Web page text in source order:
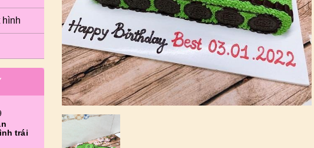
hình
trái